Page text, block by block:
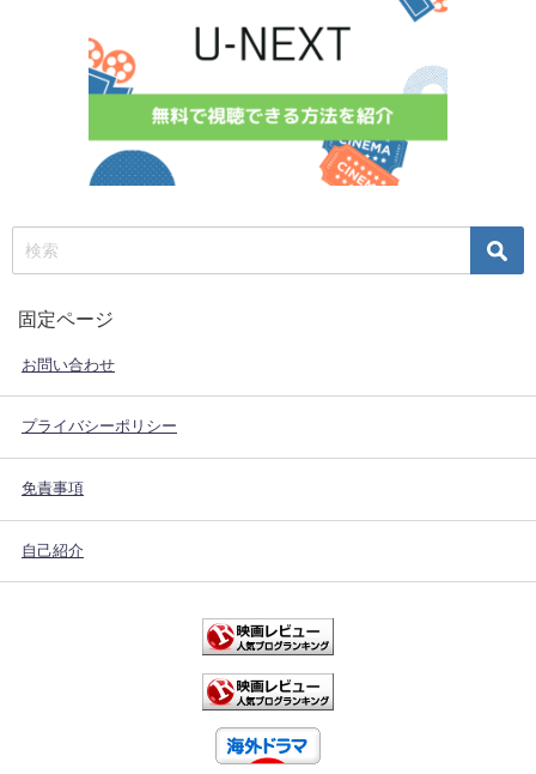
固定ページ
お問い合わせ
プライバシーポリシー
免責事項
自己紹介